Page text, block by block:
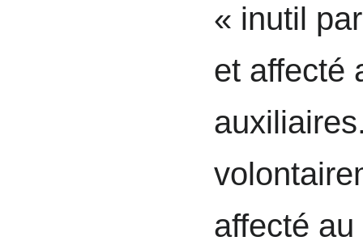
« inutil
et affecté
affecté au